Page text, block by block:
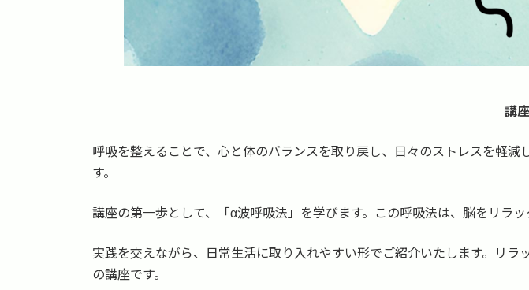
講
呼吸を整えることで、心と体のバランスを取り戻し、日々のストレスを軽
す。
講座の第一歩として、「α波呼吸法」を学びます。この呼吸法は、脳をリラ
実践を交えながら、日常生活に取り入れやすい形でご紹介いたします。リ
の講座です。